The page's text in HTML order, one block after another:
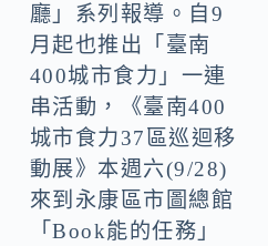
廳」系列報導。自9
月起也推出「臺南
400城市食力」一連
串活動，《臺南400
城市食力37區巡迴移
動展》本週六(9/28)
來到永康區市圖總館
「Book能的任務」